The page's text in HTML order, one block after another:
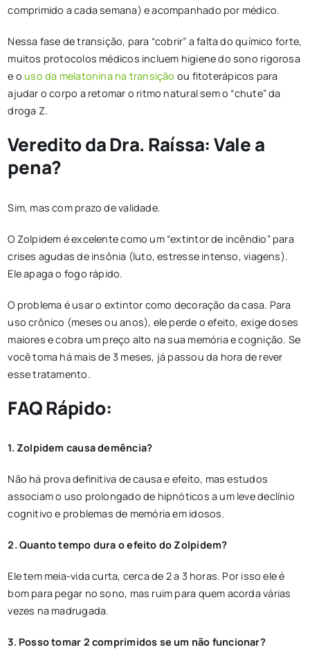
comprimido a cada semana) e acompanhado por médico.
Nessa fase de transição, para “cobrir” a falta do químico forte,
muitos protocolos médicos incluem higiene do sono rigorosa
e ouso da melatonina na transição ou fitoterápicos para
ajudar o corpo a retomar o ritmo natural sem o “chute” da
droga Z.
Veredito da Dra. Raíssa: Vale a
pena?
Sim, mas com prazo de validade.
O Zolpidem é excelente como um “extintor de incêndio” para
crises agudas de insônia (luto, estresse intenso, viagens).
Ele apaga o fogo rápido.
O problema é usar o extintor como decoração da casa. Para
uso crônico (meses ou anos), ele perde o efeito, exige doses
maiores e cobra um preço alto na sua memória e cognição. Se
você toma há mais de 3 meses, já passou da hora de rever
esse tratamento.
FAQ Rápido:
1. Zolpidem causa demência?
Não há prova definitiva de causa e efeito, mas estudos
associam o uso prolongado de hipnóticos a um leve declínio
cognitivo e problemas de memória em idosos.
2. Quanto tempo dura o efeito do Zolpidem?
Ele tem meia-vida curta, cerca de 2 a 3 horas. Por isso ele é
bom para pegar no sono, mas ruim para quem acorda várias
vezes na madrugada.
3. Posso tomar 2 comprimidos se um não funcionar?